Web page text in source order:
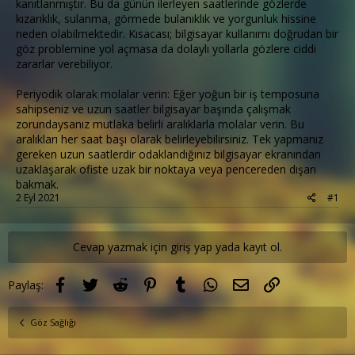
kanıtlanmıştır. Bu da günün ilerleyen saatlerinde gözlerde
kızarıklık, sulanma, görmede bulanıklık ve yorgunluk hissine
neden olabilmektedir. Kısacası; bilgisayar kullanımı doğrudan bir
göz problemine yol açmasa da dolaylı yollarla gözlere ciddi
zararlar verebiliyor.
Periyodik olarak molalar verin: Eğer yoğun bir iş temposuna
sahipseniz ve uzun saatler bilgisayar başında çalışmak
zorundaysanız mutlaka belirli aralıklarla molalar verin. Bu
aralıkları her saat başı olarak belirleyebilirsiniz. Tek yapmanız
gereken uzun saatlerdir odaklandığınız bilgisayar ekranından
uzaklaşarak ofiste uzak bir noktaya veya pencereden dışarı
bakmak.
2 Eyl 2021 #1
Cevap yazmak için giriş yap yada kayıt ol.
Paylaş: Facebook
TwitterReddit PinterestTumblrWhatsApp
E-postaLink
Göz Sağlığı